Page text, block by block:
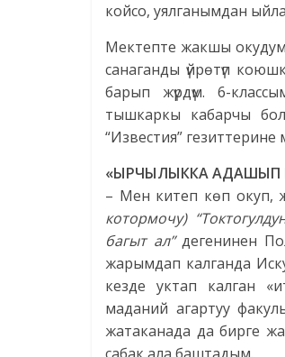
койсо, уялганымдан
Мектепте жакшы
санаганды үйрөтүп
барып жүрдүм. 6-
тышкаркы кабарчы
“Известия”
«ЫРЧЫЛЫККА
– Мен китеп көп окуп,
котормочу)
багыт ал”дегенинен
жарымдап калганда
кезде уктап калган
маданий агартуу
жатаканада да бирге